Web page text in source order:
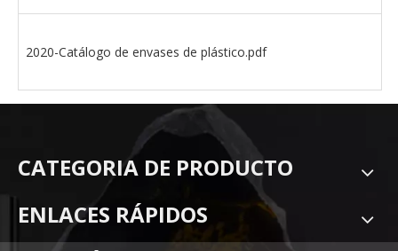
2020-Catálogo de envases de plástico.pdf
CATEGORIA DE PRODUCTO
ENLACES RÁPIDOS